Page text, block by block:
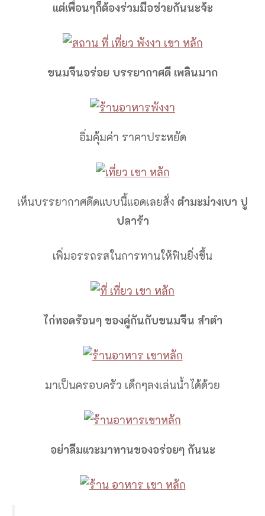
แต่เพื่อนๆก็ต้องร่วมมือช่วยกันนะจ้ะ
ขนมจีนอร่อย บรรยากาศดี เพลินมาก
อิ่มคุ้มค่า ราคาประหยัด
เห็นบรรยากาศดีดแบบนี้แอดเลยสั่ง ตำมะม่วงเบา ปู
ปลาร้า
เพิ่มอรรถรสในการทานให้ฟินยิ่งขึ้น
ไก่ทอดร้อนๆ ของคู่กันกับขนมจีน สำตำ
มาเป็นครอบครัว เด็กๆลงเล่นน้ำได้ด้วย
อย่าลืมแวะมาทานของอร่อยๆ กันนะ